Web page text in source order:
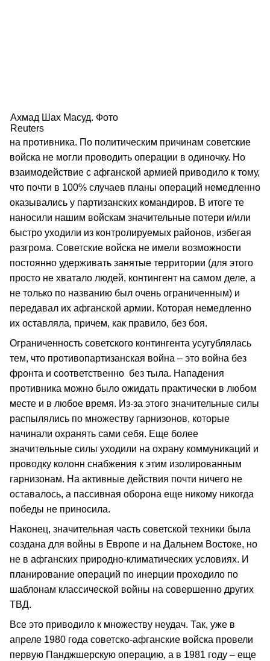
Ахмад Шах Масуд. Фото
Reuters
на противника. По политическим причинам советские
войска не могли проводить операции в одиночку. Но
взаимодействие с афганской армией приводило к тому,
что почти в 100% случаев планы операций немедленно
оказывались у партизанских командиров. В итоге те
наносили нашим войскам значительные потери и/или
быстро уходили из контролируемых районов, избегая
разгрома. Советские войска не имели возможности
постоянно удерживать занятые территории (для этого
просто не хватало людей, контингент на самом деле, а
не только по названию был очень ограниченным) и
передавал их афганской армии. Которая немедленно
их оставляла, причем, как правило, без боя.
Ограниченность советского контингента усугублялась
тем, что противопартизанская война – это война без
фронта и соответственно без тыла. Нападения
противника можно было ожидать практически в любом
месте и в любое время. Из-за этого значительные силы
распылялись по множеству гарнизонов, которые
начинали охранять сами себя. Еще более
значительные силы уходили на охрану коммуникаций и
проводку колонн снабжения к этим изолированным
гарнизонам. На активные действия почти ничего не
оставалось, а пассивная оборона еще никому никогда
победы не приносила.
Наконец, значительная часть советской техники была
создана для войны в Европе и на Дальнем Востоке, но
не в афганских природно-климатических условиях. И
планирование операций по инерции проходило по
шаблонам классической войны на совершенно других
ТВД.
Все это приводило к множеству неудач. Так, уже в
апреле 1980 года советско-афганские войска провели
первую Панджшерскую операцию, а в 1981 году – еще